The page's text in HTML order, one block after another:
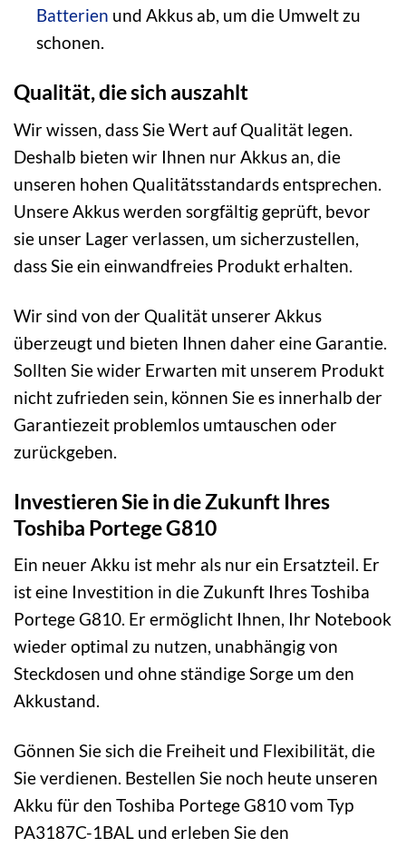
Batterien und Akkus ab, um die Umwelt zu
schonen.
Qualität, die sich auszahlt
Wir wissen, dass Sie Wert auf Qualität legen.
Deshalb bieten wir Ihnen nur Akkus an, die
unseren hohen Qualitätsstandards entsprechen.
Unsere Akkus werden sorgfältig geprüft, bevor
sie unser Lager verlassen, um sicherzustellen,
dass Sie ein einwandfreies Produkt erhalten.
Wir sind von der Qualität unserer Akkus
überzeugt und bieten Ihnen daher eine Garantie.
Sollten Sie wider Erwarten mit unserem Produkt
nicht zufrieden sein, können Sie es innerhalb der
Garantiezeit problemlos umtauschen oder
zurückgeben.
Investieren Sie in die Zukunft Ihres
Toshiba Portege G810
Ein neuer Akku ist mehr als nur ein Ersatzteil. Er
ist eine Investition in die Zukunft Ihres Toshiba
Portege G810. Er ermöglicht Ihnen, Ihr Notebook
wieder optimal zu nutzen, unabhängig von
Steckdosen und ohne ständige Sorge um den
Akkustand.
Gönnen Sie sich die Freiheit und Flexibilität, die
Sie verdienen. Bestellen Sie noch heute unseren
Akku für den Toshiba Portege G810 vom Typ
PA3187C-1BAL und erleben Sie den